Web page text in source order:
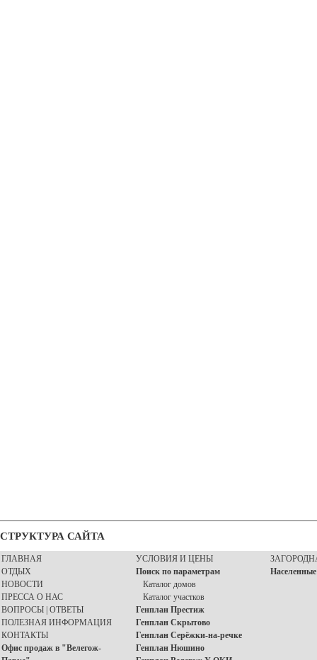
СТРУКТУРА САЙТА
ГЛАВНАЯ
ОТДЫХ
НОВОСТИ
ПРЕССА О НАС
ВОПРОСЫ | ОТВЕТЫ
ПОЛЕЗНАЯ ИНФОРМАЦИЯ
КОНТАКТЫ
Офис продаж в "Велегож-
УСЛОВИЯ И ЦЕНЫ
Поиск по параметрам
Каталог домов
Каталог участков
Генплан Престиж
Генплан Скрытово
Генплан Серёжки-на-речке
Генплан Нюшино